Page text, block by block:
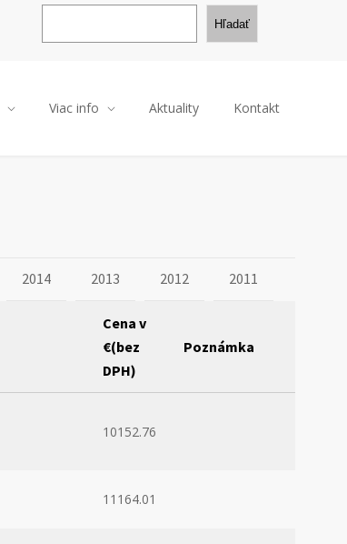
H
d
Hľadať
Viac info Aktuality Kontakt
2014 2013 2012 2011
Cena v
€(bez
DPH)
Poznámka
10152.76
11164.01